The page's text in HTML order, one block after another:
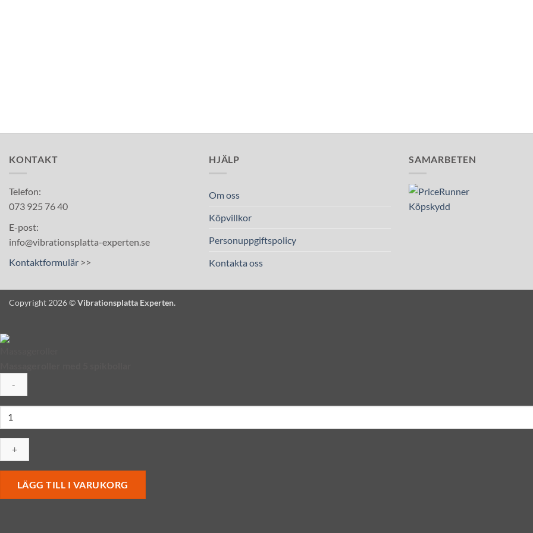
KONTAKT
Telefon:
073 925 76 40
E-post:
info@vibrationsplatta-experten.se
Kontaktformulär >>
HJÄLP
Om oss
Köpvillkor
Personuppgiftspolicy
Kontakta oss
SAMARBETEN
Copyright 2026 ©Vibrationsplatta Experten.
Massageroller
5
spikbollar
LÄGG TILL I VARUKORG